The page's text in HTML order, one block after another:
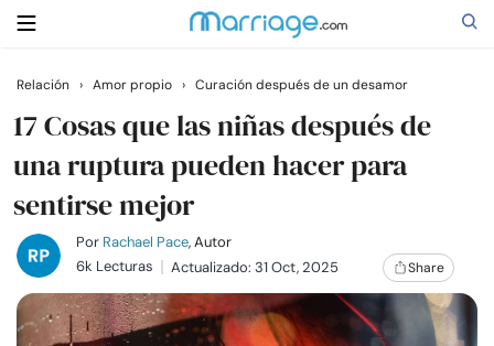
Buscar
Casarse
Relaciones
Familia
Relación › Amor propio › Curación después de un desamor
17 Cosas que las niñas después de
una ruptura pueden hacer para
sentirse mejor
Por Rachael Pace, Autor
6k Lecturas
Actualizado: 31 Oct, 2025 Share